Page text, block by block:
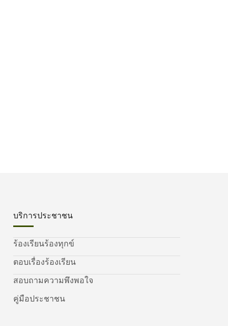
บริการประชาชน
ร้องเรียนร้องทุกข์
ตอบเรื่องร้องเรียน
สอบถามความพึงพอใจ
คู่มือประชาชน